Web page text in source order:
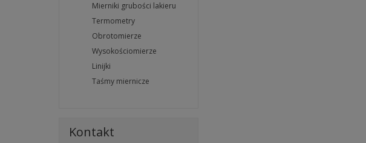
Mierniki grubości lakieru
Termometry
Obrotomierze
Wysokościomierze
Linijki
Taśmy miernicze
Kontakt